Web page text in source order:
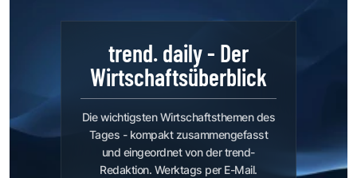
trend. daily - Der
Wirtschaftsüberblick
Die wichtigsten Wirtschaftsthemen des
Tages - kompakt zusammengefasst
und eingeordnet von der trend-
Redaktion. Werktags per E-Mail.